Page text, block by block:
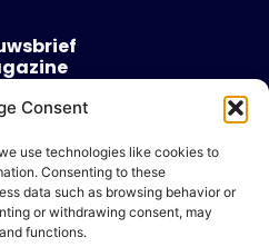
Consent
use technologies like cookies to
Consenting to these
data such as browsing behavior or
or withdrawing consent, may
functions.
voorwaarden
beleid